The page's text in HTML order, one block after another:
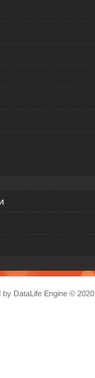
by DataLife Engine© 2020